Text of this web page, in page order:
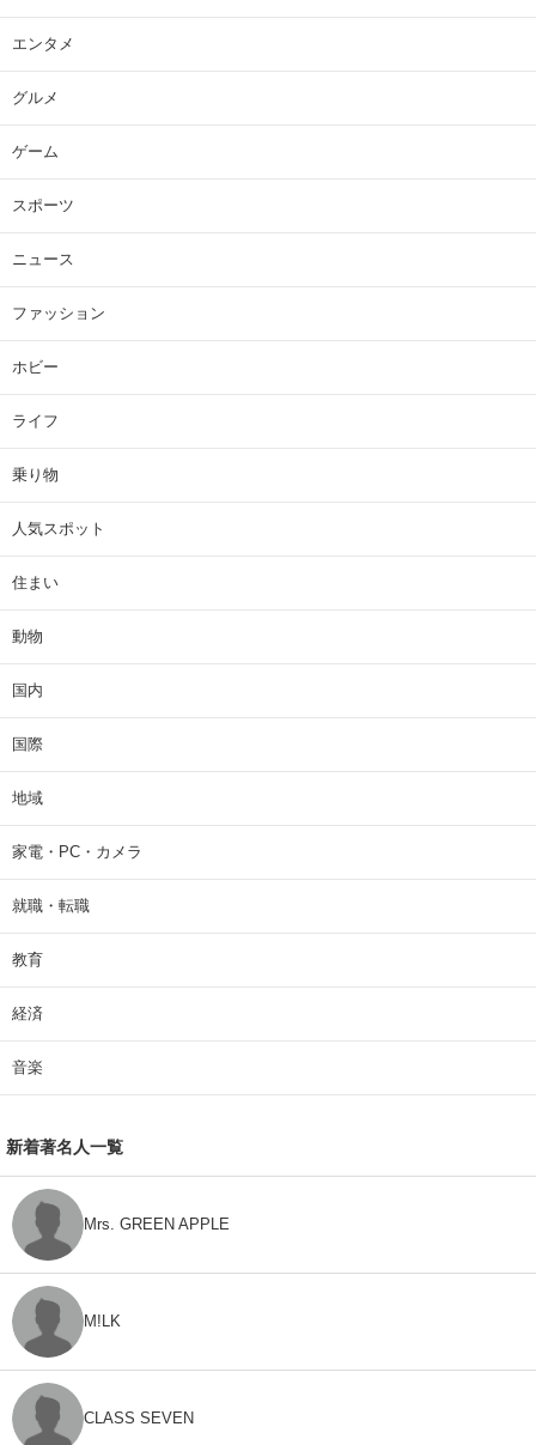
エンタメ
グルメ
ゲーム
スポーツ
ニュース
ファッション
ホビー
ライフ
乗り物
人気スポット
住まい
動物
国内
国際
地域
家電・PC・カメラ
就職・転職
教育
経済
音楽
新着著名人一覧
Mrs. GREEN APPLE
M!LK
CLASS SEVEN